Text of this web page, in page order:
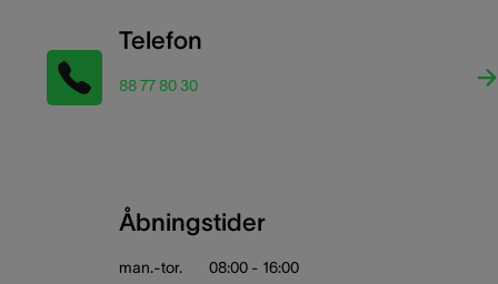
Telefon
88 77 80 30
Åbningstider
man.-tor. 08:00 - 16:00